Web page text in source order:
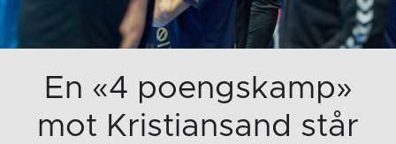
En «4 poengskamp»
mot Kristiansand står